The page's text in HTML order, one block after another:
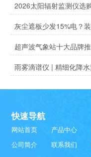
雨雾滴谱仪 | 精细化降
快速导航
网站首页 产品中心
公司简介
联系我们